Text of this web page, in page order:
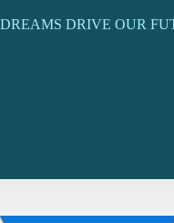
DREAMS DRIVE OUR